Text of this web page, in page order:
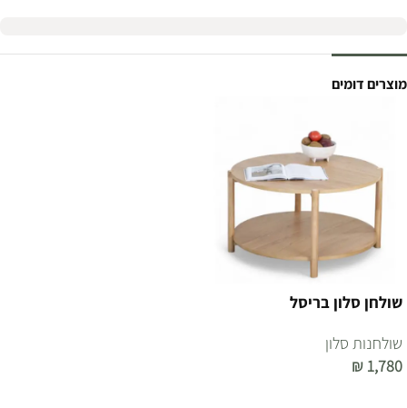
מוצרים דומים
שולחן סלון בריסל
שולחנות סלון
₪ 1,780